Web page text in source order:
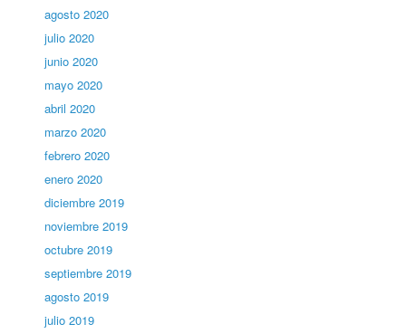
agosto 2020
julio 2020
junio 2020
mayo 2020
abril 2020
marzo 2020
febrero 2020
enero 2020
diciembre 2019
noviembre 2019
octubre 2019
septiembre 2019
agosto 2019
julio 2019